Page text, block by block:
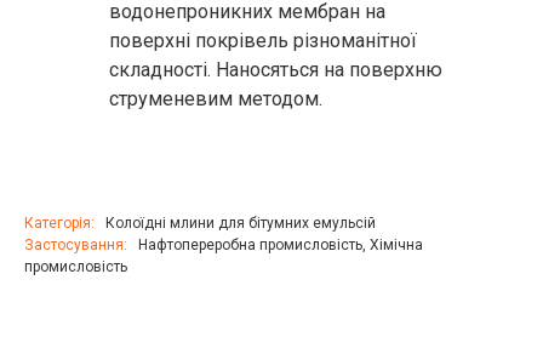
водонепроникних мембран на
поверхні покрівель різноманітної
складності. Наносяться на поверхню
струменевим методом.
Категорія:
Колоїдні млини для бітумних емульсій
Застосування:
Нафтопереробна промисловість, Хімічна
промисловість